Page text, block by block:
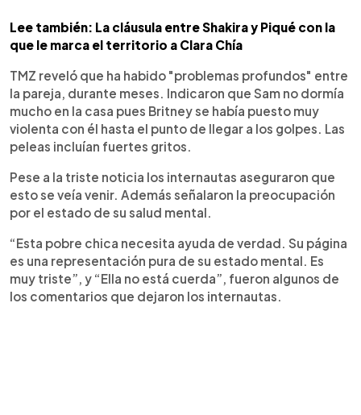
Lee también: La cláusula entre Shakira y Piqué con la
que le marca el territorio a Clara Chía
TMZ reveló que ha habido "problemas profundos" entre
la pareja, durante meses. Indicaron que Sam no dormía
mucho en la casa pues Britney se había puesto muy
violenta con él hasta el punto de llegar a los golpes. Las
peleas incluían fuertes gritos.
Pese a la triste noticia los internautas aseguraron que
esto se veía venir. Además señalaron la preocupación
por el estado de su salud mental.
“Esta pobre chica necesita ayuda de verdad. Su página
es una representación pura de su estado mental. Es
muy triste”, y “Ella no está cuerda”, fueron algunos de
los comentarios que dejaron los internautas.